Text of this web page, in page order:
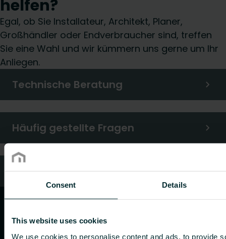
Consent Details
This website uses cookies
We use cookies to personalise content and ads, to provide
helfen?
Egal, ob Sie Installateur, Architekt, Planer,
Großhändler oder Endverbraucher sind, treffen
Sie eine Wahl und wir kümmern uns gerne um Ihr
Anliegen.
Technische Beratung
Häufig gestellte Fragen
Kundendienst